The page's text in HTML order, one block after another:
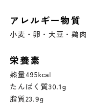
アレルギー物質
小麦・卵・大豆・鶏肉
栄養素
熱量495kcal
たんぱく質30.1g
脂質23.9g